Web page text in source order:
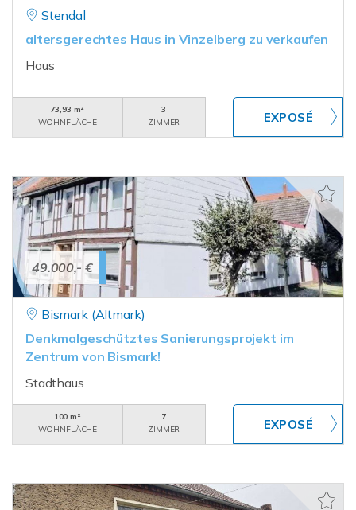
Stendal
altersgerechtes Haus in Vinzelberg zu verkaufen
Haus
73,93 m²
WOHNFLÄCHE
3
ZIMMER
49.000,- €
Bismark (Altmark)
Denkmalgeschütztes Sanierungsprojekt im
Zentrum von Bismark!
Stadthaus
100 m²
WOHNFLÄCHE
7
ZIMMER